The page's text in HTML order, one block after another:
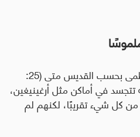
بحسب القديس متى (25 :
تتجسد في أماكن مثل أرغينيغين،
كل شيء تقريبًا، لكنهم لم